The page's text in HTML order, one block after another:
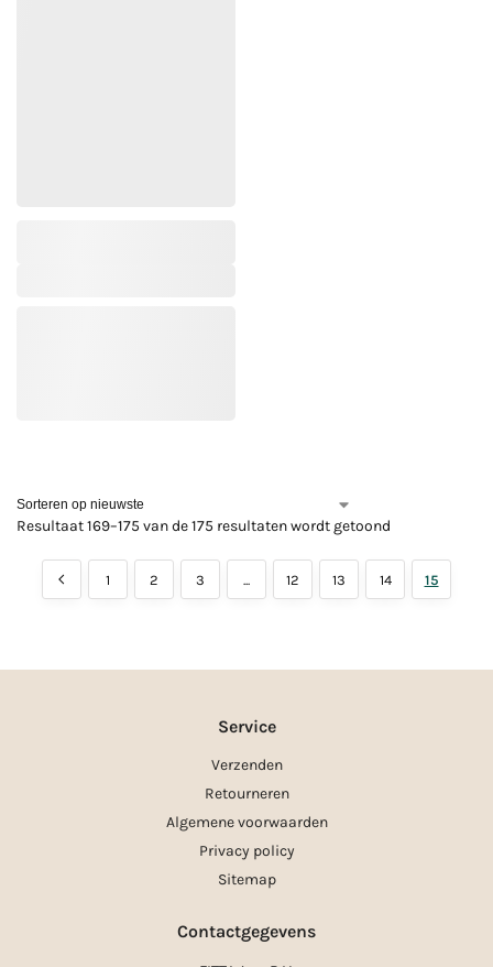
Resultaat 169–175 van de 175 resultaten wordt getoond
1 2 3 ... 12 13 14 15
Service
Verzenden
Retourneren
Algemene voorwaarden
Privacy policy
Sitemap
Contactgegevens